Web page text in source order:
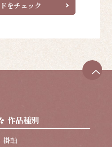
をチェック
作品種別
掛軸
ペ